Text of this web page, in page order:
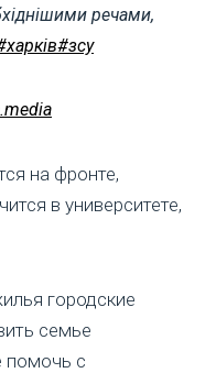
речами,
#зсу
на фронте,
в университете,
городские
семье
помочь с